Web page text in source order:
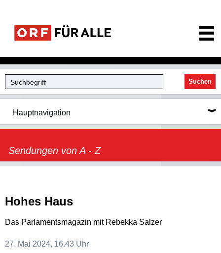
Suchen
Hauptnavigation
Sendungen von A - Z
Hohes Haus
Das Parlamentsmagazin mit Rebekka Salzer
27. Mai 2024, 16.43 Uhr